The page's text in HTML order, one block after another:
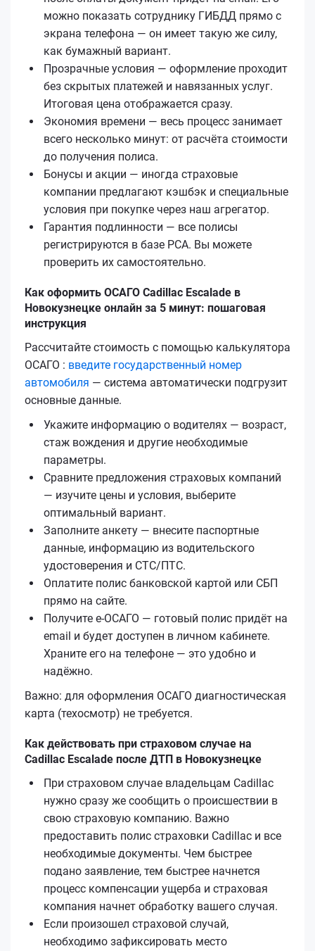
можно показать сотруднику ГИБДД прямо с
экрана телефона — он имеет такую же силу,
как бумажный вариант.
Прозрачные условия — оформление проходит
без скрытых платежей и навязанных услуг.
Итоговая цена отображается сразу.
Экономия времени — весь процесс занимает
всего несколько минут: от расчёта стоимости
до получения полиса.
Бонусы и акции — иногда страховые
компании предлагают кэшбэк и специальные
условия при покупке через наш агрегатор.
Гарантия подлинности — все полисы
регистрируются в базе РСА. Вы можете
проверить их самостоятельно.
Как оформить ОСАГО Cadillac Escalade в
Новокузнецке онлайн за 5 минут: пошаговая
инструкция
Рассчитайте стоимость с помощью калькулятора
ОСАГО : введите государственный номер
автомобиля — система автоматически подгрузит
основные данные.
Укажите информацию о водителях — возраст,
стаж вождения и другие необходимые
параметры.
Сравните предложения страховых компаний
— изучите цены и условия, выберите
оптимальный вариант.
Заполните анкету — внесите паспортные
данные, информацию из водительского
удостоверения и СТС/ПТС.
Оплатите полис банковской картой или СБП
прямо на сайте.
Получите е‑ОСАГО — готовый полис придёт на
email и будет доступен в личном кабинете.
Храните его на телефоне — это удобно и
надёжно.
Важно: для оформления ОСАГО диагностическая
карта (техосмотр) не требуется.
Как действовать при страховом случае на
Cadillac Escalade после ДТП в Новокузнецке
При страховом случае владельцам Cadillac
нужно сразу же сообщить о происшествии в
свою страховую компанию. Важно
предоставить полис страховки Cadillac и все
необходимые документы. Чем быстрее
подано заявление, тем быстрее начнется
процесс компенсации ущерба и страховая
компания начнет обработку вашего случая.
Если произошел страховой случай,
необходимо зафиксировать место